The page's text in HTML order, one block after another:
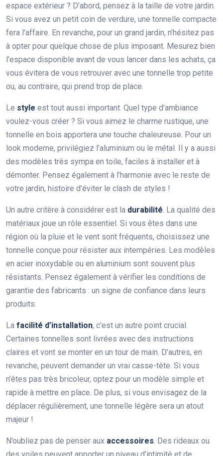
espace extérieur ? D’abord, pensez à la taille de votre jardin.
Si vous avez un petit coin de verdure, une tonnelle compacte
fera l’affaire. En revanche, pour un grand jardin, n’hésitez pas
à opter pour quelque chose de plus imposant. Mesurez bien
l’espace disponible avant de vous lancer dans les achats, ça
vous évitera de vous retrouver avec une tonnelle trop petite
ou, au contraire, qui prend trop de place.
Le style est tout aussi important. Quel type d’ambiance
voulez-vous créer ? Si vous aimez le charme rustique, une
tonnelle en bois apportera une touche chaleureuse. Pour un
look moderne, privilégiez l’aluminium ou le métal. Il y a aussi
des modèles très sympa en toile, faciles à installer et à
démonter. Pensez également à l’harmonie avec le reste de
votre jardin, histoire d’éviter le clash de styles !
Un autre critère à considérer est la durabilité . La qualité des
matériaux joue un rôle essentiel. Si vous êtes dans une
région où la pluie et le vent sont fréquents, choisissez une
tonnelle conçue pour résister aux intempéries. Les modèles
en acier inoxydable ou en aluminium sont souvent plus
résistants. Pensez également à vérifier les conditions de
garantie des fabricants : un signe de confiance dans leurs
produits.
La facilité d’installation, c’est un autre point crucial.
Certaines tonnelles sont livrées avec des instructions
claires et vont se monter en un tour de main. D’autres, en
revanche, peuvent demander un vrai casse-tête. Si vous
n’êtes pas très bricoleur, optez pour un modèle simple et
rapide à mettre en place. De plus, si vous envisagez de la
déplacer régulièrement, une tonnelle légère sera un atout
majeur !
N’oubliez pas de penser aux accessoires . Des rideaux ou